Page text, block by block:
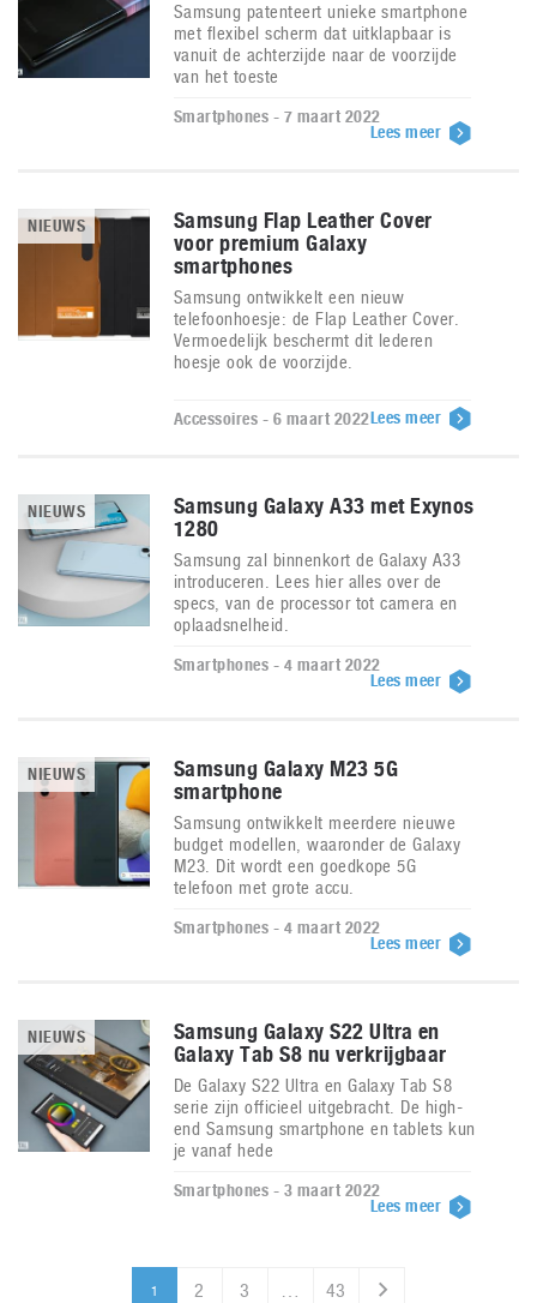
Samsung patenteert unieke smartphone
met flexibel scherm dat uitklapbaar is
vanuit de achterzijde naar de voorzijde
van het toeste
Smartphones - 7 maart 2022
Lees meer
NIEUWS
Samsung Flap Leather Cover
voor premium Galaxy
smartphones
Samsung ontwikkelt een nieuw
telefoonhoesje: de Flap Leather Cover.
Vermoedelijk beschermt dit lederen
hoesje ook de voorzijde.
Accessoires - 6 maart 2022Lees meer
NIEUWS
Samsung Galaxy A33 met Exynos
1280
Samsung zal binnenkort de Galaxy A33
introduceren. Lees hier alles over de
specs, van de processor tot camera en
oplaadsnelheid.
Smartphones - 4 maart 2022
Lees meer
NIEUWS
Samsung Galaxy M23 5G
smartphone
Samsung ontwikkelt meerdere nieuwe
budget modellen, waaronder de Galaxy
M23. Dit wordt een goedkope 5G
telefoon met grote accu.
Smartphones - 4 maart 2022
Lees meer
NIEUWS
Samsung Galaxy S22 Ultra en
Galaxy Tab S8 nu verkrijgbaar
De Galaxy S22 Ultra en Galaxy Tab S8
serie zijn officieel uitgebracht. De high-
end Samsung smartphone en tablets kun
je vanaf hede
Smartphones - 3 maart 2022
Lees meer
1 2 3 … 43